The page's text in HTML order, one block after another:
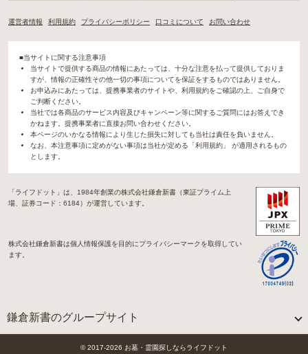
運営者情報 利用規約 プライバシーポリシー 口コミについて お問い合わせ
■当サイトに関する注意事項
当サイトで提供する商品の情報にあたっては、十分な注意を払って提供しておりま
すが、情報の正確性その他一切の事項についてを保証をするものではありません。
お申込みにあたっては、提携事業者のサイトや、利用規約をご確認の上、ご自身で
ご判断ください。
当社では各商品のサービス内容及びキャンペーン等に関するご質問にはお答えでき
かねます。提携事業者に直接お問い合わせください。
本ページのいかなる情報により生じた損失に対しても当社は責任を負いません。
なお、本注意事項に定めがない事項は当社が定める「利用規約」 が適用されるもの
とします。
「ライフドット」は、1984年創業の株式会社鎌倉新書（東証プライム上
場、証券コード：6184）が運営しています。
株式会社鎌倉新書は個人情報保護を目的にプライバシーマークを取得してい
ます。
鎌倉新書のグループサイト
© 2017-2026 お墓・霊園探しならライフドット